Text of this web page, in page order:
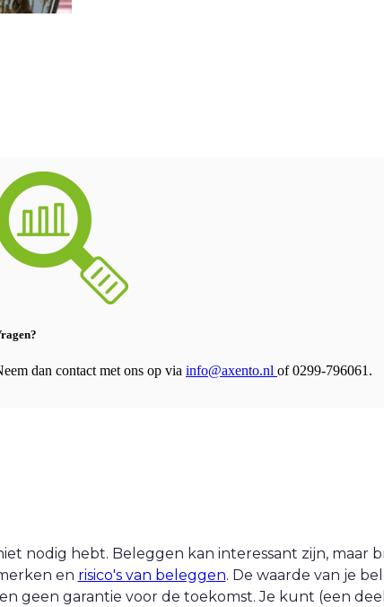
dan contact met ons op via info@axento.nl of 0299-796061.
nodig hebt. Beleggen kan interessant zijn, maar
en risico's van beleggen. De waarde van je
geen garantie voor de toekomst. Je kunt (een